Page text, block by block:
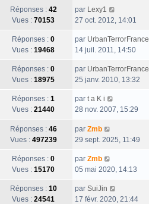
Réponses : 42
Vues : 70153
par Lexy1
27 oct. 2012, 14:01
Réponses : 0
Vues : 19468
par UrbanTerrorFrance
14 juil. 2011, 14:50
Réponses : 0
Vues : 18975
par UrbanTerrorFrance
25 janv. 2010, 13:32
Réponses : 1
Vues : 21440
par t a K i
28 nov. 2007, 15:29
Réponses : 46
Vues : 497239
par Zmb
29 sept. 2025, 11:49
Réponses : 0
Vues : 15170
par Zmb
05 mai 2020, 14:13
Réponses : 10
Vues : 24541
par SuiJin
17 févr. 2020, 21:44